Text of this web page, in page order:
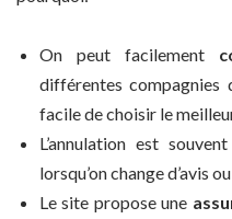
On peut facilement
différentes
facile de choisir le
L’annulation est
lorsqu’on change d’avis
Le site propose une